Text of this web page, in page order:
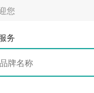
您
务